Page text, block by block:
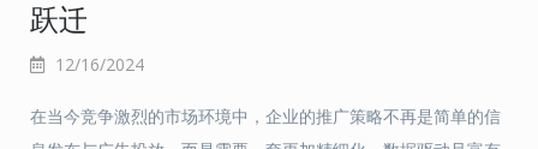
跃迁
12/16/2024
在当今竞争激烈的市场环境中，企业的推广策略不再是简单的信